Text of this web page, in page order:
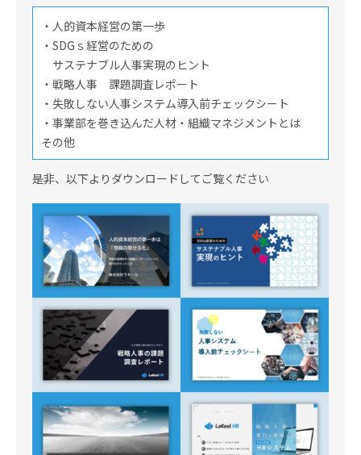
・人的資本経営の第一歩
・SDGｓ経営のための
サステナブル人事実現のヒント
・戦略人事 課題調査レポート
・失敗しない人事システム導入前チェックシート
・事業部を巻き込んだ人材・組織マネジメントとは
その他
是非、以下よりダウンロードしてご覧ください